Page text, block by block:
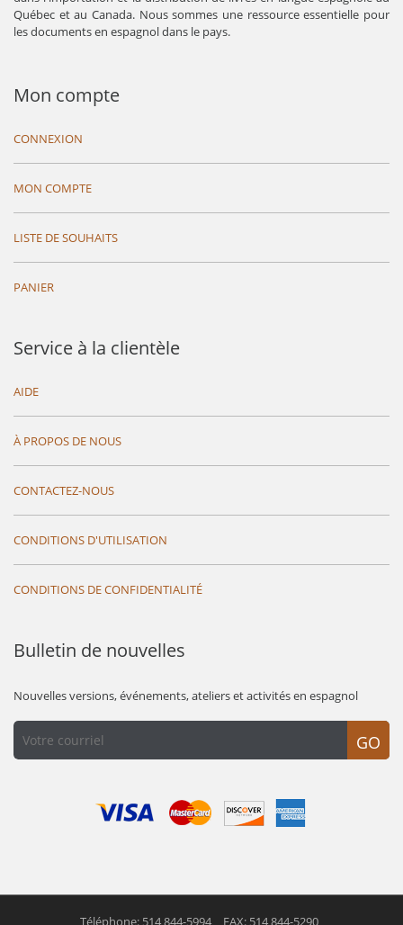
Québec et au Canada. Nous sommes une ressource essentielle pour
les documents en espagnol dans le pays.
Mon compte
CONNEXION
MON COMPTE
LISTE DE SOUHAITS
PANIER
Service à la clientèle
AIDE
À PROPOS DE NOUS
CONTACTEZ-NOUS
CONDITIONS D'UTILISATION
CONDITIONS DE CONFIDENTIALITÉ
Bulletin de nouvelles
Nouvelles versions, événements, ateliers et activités en espagnol
GO
Téléphone: 514 844-5994 FAX: 514 844-5290